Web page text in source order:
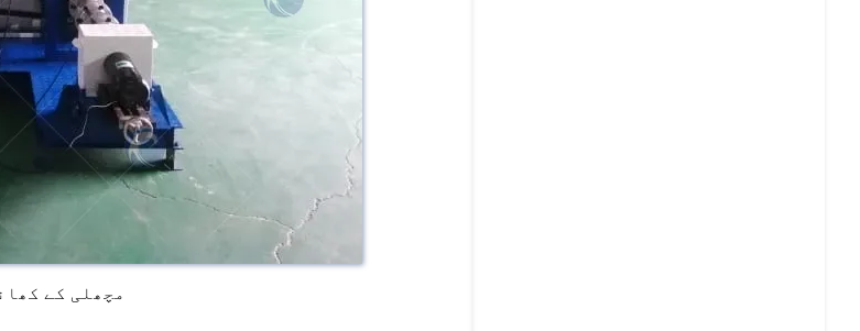
مچھلی کے